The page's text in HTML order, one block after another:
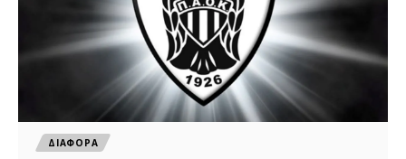
ΔΙΑΦΟΡΑ